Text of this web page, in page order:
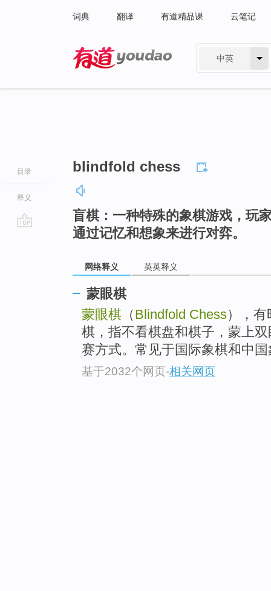
词典 翻译 有道精品课 云笔记
中英
目录
释义
blindfold chess
盲棋：一种特殊的象棋游戏，玩
通过记忆和想象来进行对弈。
网络释义 英英释义
蒙眼棋
蒙眼棋 （Blindfold Chess），
棋，指不看棋盘和棋子，蒙上
赛方式。常见于国际象棋和中
基于2032个网页-相关网页